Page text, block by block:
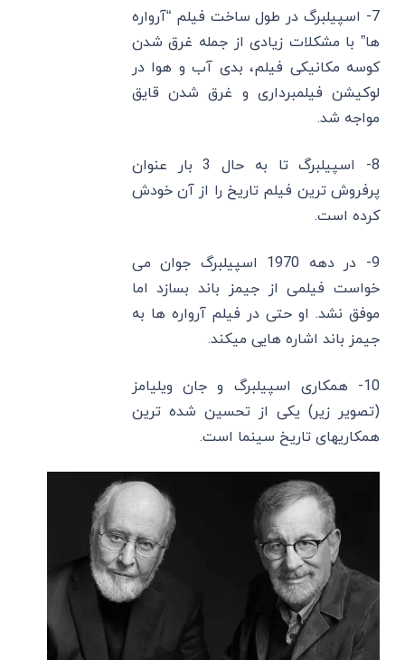
7- اسپیلبرگ در طول ساخت فیلم “آرواره
ها” با مشکلات زیادی از جمله غرق شدن
کوسه مکانیکی فیلم، بدی آب و هوا در
لوکیشن فیلمبرداری و غرق شدن قایق
مواجه شد.
8- اسپیلبرگ تا به حال 3 بار عنوان
پرفروش ترین فیلم تاریخ را از آن خودش
کرده است.
9- در دهه 1970 اسپیلبرگ جوان می
خواست فیلمی از جیمز باند بسازد اما
موفق نشد. او حتی در فیلم آرواره ها به
جیمز باند اشاره هایی میکند.
10- همکاری اسپیلبرگ و جان ویلیامز
(تصویر زیر) یکی از تحسین شده ترین
همکاریهای تاریخ سینما است.